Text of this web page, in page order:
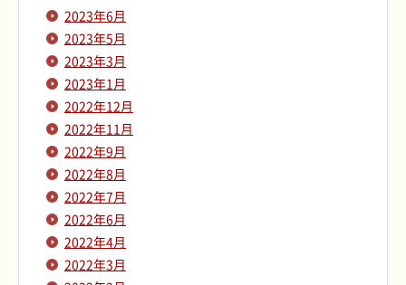
2023年6月
2023年5月
2023年3月
2023年1月
2022年12月
2022年11月
2022年9月
2022年8月
2022年7月
2022年6月
2022年4月
2022年3月